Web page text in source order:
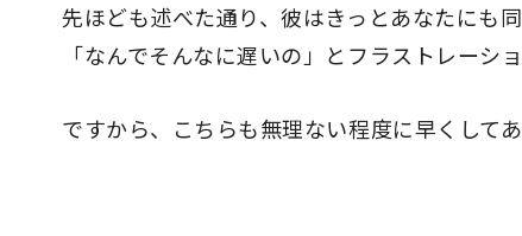
先ほども述べた通り、彼はきっとあなたにも
「なんでそんなに遅いの」とフラストレーシ
ですから、こちらも無理ない程度に早くして